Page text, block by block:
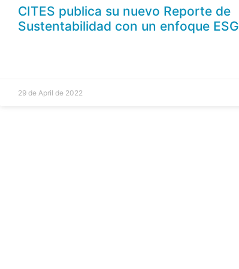
CITES publica su nuevo Reporte de
Sustentabilidad con un enfoque ESG
29 de April de 2022